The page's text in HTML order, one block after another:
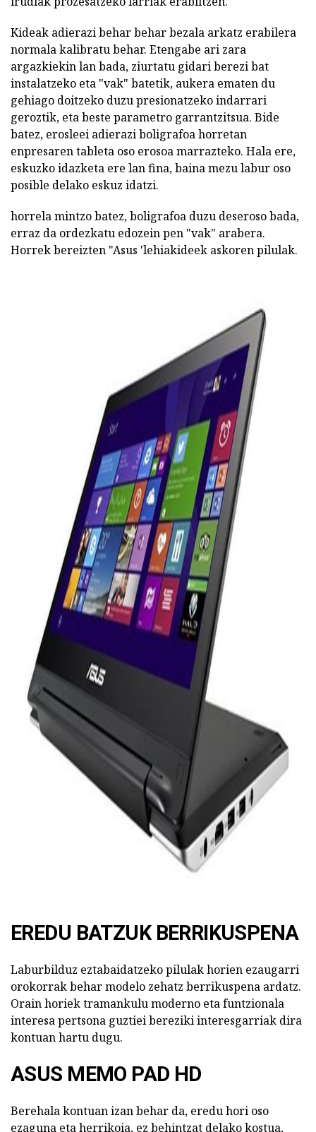
Kideak adierazi behar behar bezala arkatz erabilera
normala kalibratu behar. Etengabe ari zara
argazkiekin lan bada, ziurtatu gidari berezi bat
instalatzeko eta "vak" batetik, aukera ematen du
gehiago doitzeko duzu presionatzeko indarrari
geroztik, eta beste parametro garrantzitsua. Bide
batez, erosleei adierazi boligrafoa horretan
enpresaren tableta oso erosoa marrazteko. Hala ere,
eskuzko idazketa ere lan fina, baina mezu labur oso
posible delako eskuz idatzi.
horrela mintzo batez, boligrafoa duzu deseroso bada,
erraz da ordezkatu edozein pen "vak" arabera.
Horrek bereizten "Asus 'lehiakideek askoren pilulak.
ad
EREDU BATZUK BERRIKUSPENA
Laburbilduz eztabaidatzeko pilulak horien ezaugarri
orokorrak behar modelo zehatz berrikuspena ardatz.
Orain horiek tramankulu moderno eta funtzionala
interesa pertsona guztiei bereziki interesgarriak dira
kontuan hartu dugu.
ASUS MEMO PAD HD
Berehala kontuan izan behar da, eredu hori oso
ezaguna eta herrikoia, ez behintzat delako kostua,